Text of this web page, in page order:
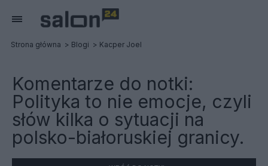
Strona główna Blogi Kacper Joel
Komentarze do notki:
Polityka to nie emocje, czyli
słów kilka o sytuacji na
polsko-białoruskiej granicy.